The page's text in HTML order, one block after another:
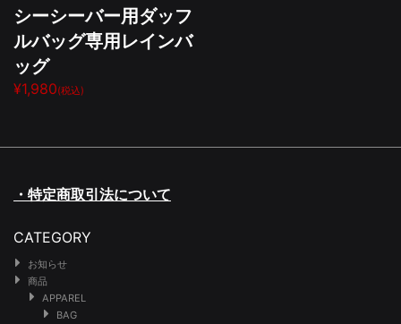
シーシーバー用ダッフ
ルバッグ専用レインバ
ッグ
¥1,980(税込)
・特定商取引法について
CATEGORY
お知らせ
商品
APPAREL
BAG